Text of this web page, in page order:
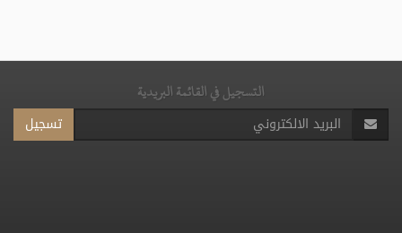
التسجيل في القائمة البريدية
تسجيل